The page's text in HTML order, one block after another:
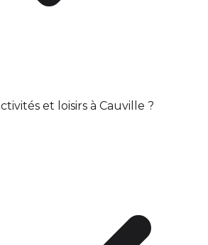
et loisirs à Cauville ?